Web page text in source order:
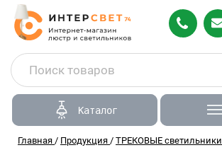
Каталог
Главная / Продукция / ТРЕКОВЫЕ светильники